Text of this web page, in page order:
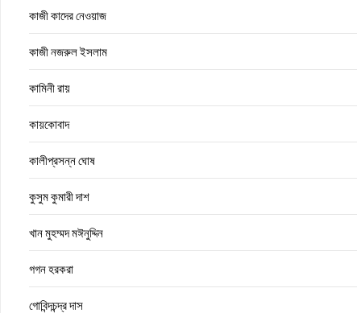
কাজী কাদের নেওয়াজ
কাজী নজরুল ইসলাম
কামিনী রায়
কায়কোবাদ
কালীপ্রসন্ন ঘোষ
কুসুম কুমারী দাশ
খান মুহম্মদ মঈনুদ্দিন
গগন হরকরা
গোবিন্দচন্দ্র দাস